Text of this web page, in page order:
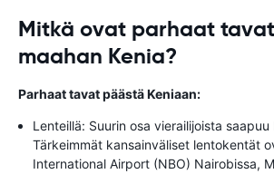
Mitkä ovat parhaat
maahan Kenia?
Parhaat tavat päästä Keniaan:
Lenteillä: Suurin osa vierailijoista saapuu
Tärkeimmät kansainväliset lentokentät
International Airport (NBO) Nairobissa,